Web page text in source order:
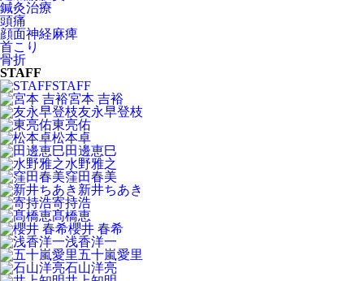
鍼灸治療
頭痛
顔面神経麻痺
首こり
骨折
STAFF
STAFF
宮本 吉裕
友永早登枝
東亮佑
松本卓
田邊恵巳
水野雅之
窪田春美
新井ちあき
寄持浩
髙橋恵
櫻井 春希
浅香洋一
五十嵐愛里
石山洋亮